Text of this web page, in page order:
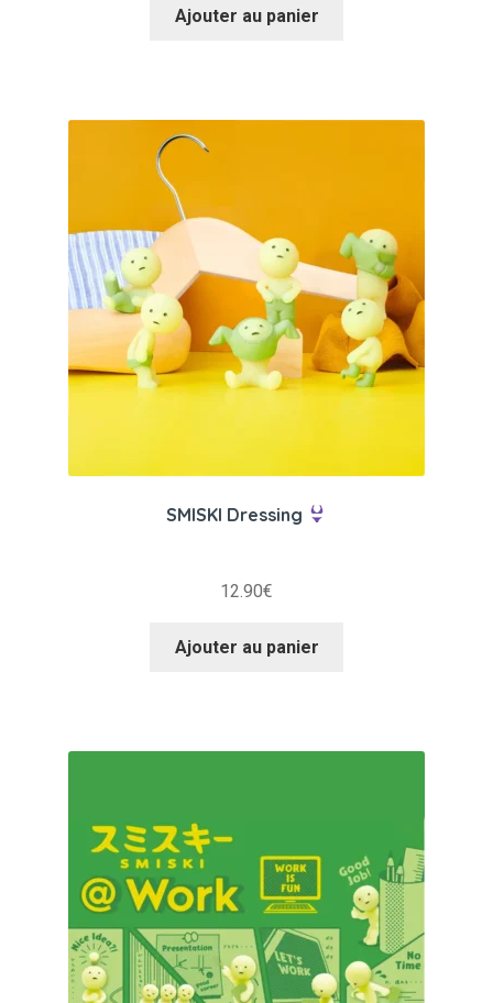
Ajouter au panier
SMISKI Dressing
12.90€
Ajouter au panier